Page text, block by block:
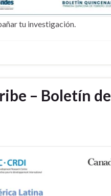
tu investigación.
– Boletín de